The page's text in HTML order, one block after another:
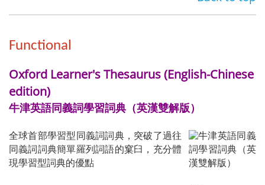
Functional
Oxford Learner's Thesaurus (English-Chinese
edition)
牛津英語同義詞學習詞典（英漢雙解版）
全球首部學習型同義詞詞典，突破了過往
同義詞詞典簡單羅列詞語的窠臼，充分體
現學習型詞典的優點